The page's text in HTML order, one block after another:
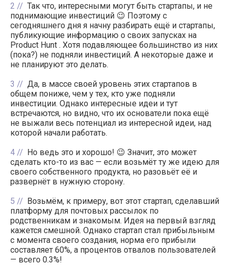
2
Так что, интересными могут быть стартапы, и не
поднимающие инвестиций 😉 Поэтому с
сегодняшнего дня я начну разбирать ещё и стартапы,
публикующие информацию о своих запусках на
Product Hunt . Хотя подавляющее большинство из них
(пока?) не подняли инвестиций. А некоторые даже и
не планируют это делать.
3
Да, в массе своей уровень этих стартапов в
общем пониже, чем у тех, кто уже подняли
инвестиции. Однако интересные идеи и тут
встречаются, но видно, что их основатели пока ещё
не выжали весь потенциал из интересной идеи, над
которой начали работать.
4
Но ведь это и хорошо! 😉 Значит, это может
сделать кто-то из вас — если возьмёт ту же идею для
своего собственного продукта, но разовьёт её и
развернёт в нужную сторону.
5
Возьмём, к примеру, вот этот стартап, сделавший
платформу для почтовых рассылок по
родственникам и знакомым. Идея на первый взгляд
кажется смешной. Однако стартап стал прибыльным
с момента своего создания, норма его прибыли
составляет 60%, а процентов отвалов пользователей
— всего 0.3%!